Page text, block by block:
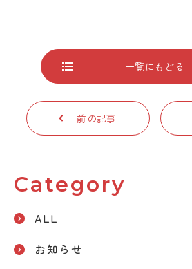
一覧にもどる
前の記事
Category
ALL
お知らせ